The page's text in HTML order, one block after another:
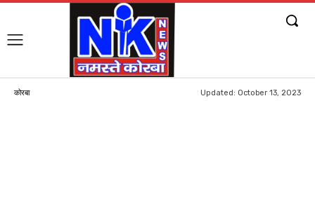
कोरबा Updated: October 13, 2023